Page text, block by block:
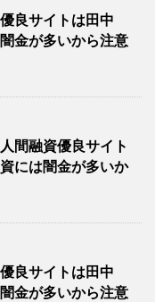
良サイトは田中
金が多いから注意
間融資優良サイト
には闇金が多いか
良サイトは田中
金が多いから注意